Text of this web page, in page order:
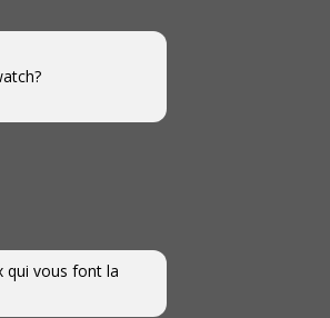
qui vous font la